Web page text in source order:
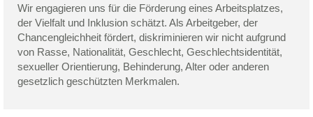
Wir engagieren uns für die Förderung eines Arbeitsplatzes,
der Vielfalt und Inklusion schätzt. Als Arbeitgeber, der
Chancengleichheit fördert, diskriminieren wir nicht aufgrund
von Rasse, Nationalität, Geschlecht, Geschlechtsidentität,
sexueller Orientierung, Behinderung, Alter oder anderen
gesetzlich geschützten Merkmalen.